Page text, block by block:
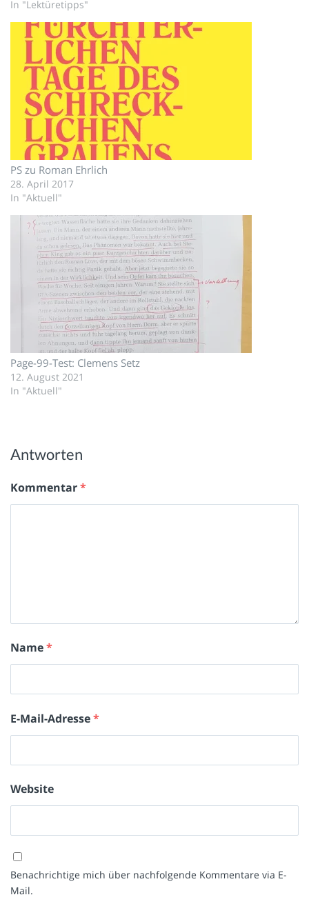
In "Lektüretipps"
PS zu Roman Ehrlich
28. April 2017
In "Aktuell"
Page-99-Test: Clemens Setz
12. August 2021
In "Aktuell"
Antworten
Kommentar*
Name*
E-Mail-Adresse*
Website
Benachrichtige mich über nachfolgende Kommentare via E-
Mail.